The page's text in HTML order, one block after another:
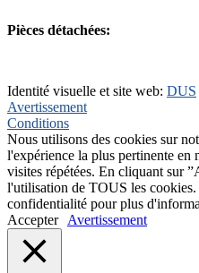
Pièces détachées:
Identité visuelle et site web: DUS
Avertissement
Conditions
Nous utilisons des cookies sur
l'expérience la plus pertinente en
visites répétées. En cliquant sur
l'utilisation de TOUS les
confidentialité pour plus
Accepter Avertissement